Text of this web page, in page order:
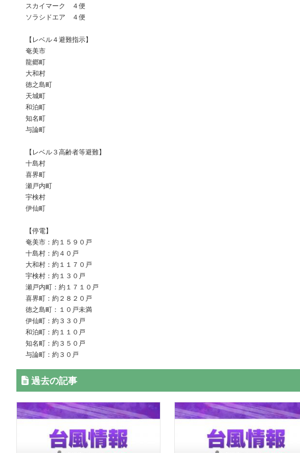
スカイマーク ４便
ソラシドエア ４便
【レベル４避難指示】
奄美市
龍郷町
大和村
徳之島町
天城町
和泊町
知名町
与論町
【レベル３高齢者等避難】
十島村
喜界町
瀬戸内町
宇検村
伊仙町
【停電】
奄美市：約１５９０戸
十島村：約４０戸
大和村：約１１７０戸
宇検村：約１３０戸
瀬戸内町：約１７１０戸
喜界町：約２８２０戸
徳之島町：１０戸未満
伊仙町：約３３０戸
和泊町：約１１０戸
知名町：約３５０戸
与論町：約３０戸
過去の記事